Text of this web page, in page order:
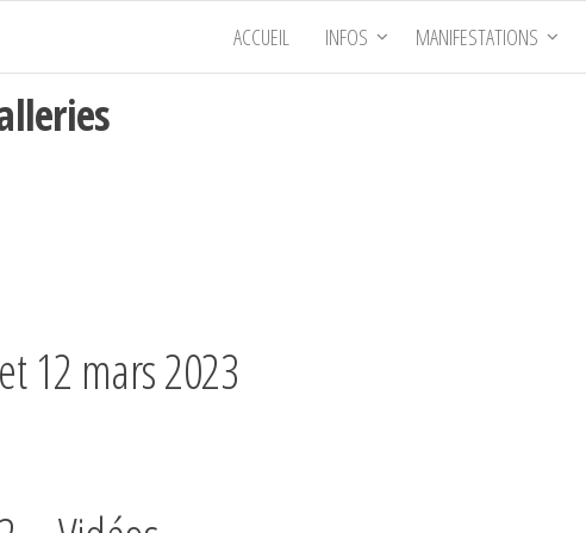
ACCUEIL INFOS MANIFESTATIONS
12 mars 2023